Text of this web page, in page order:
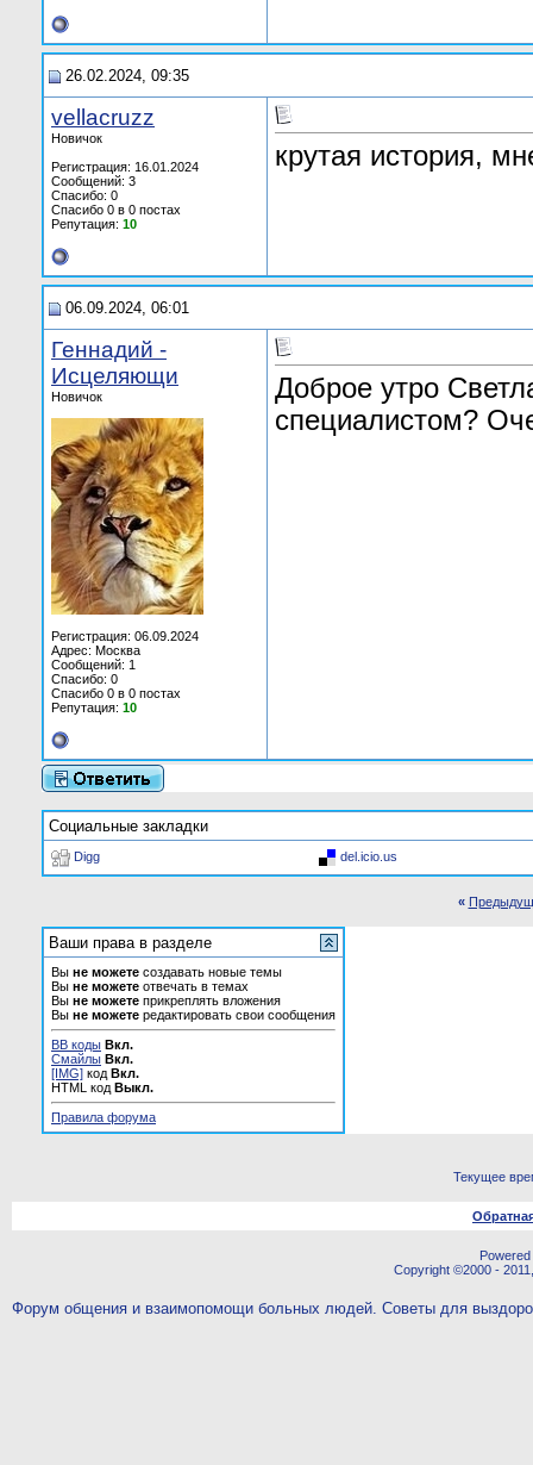
26.02.2024, 09:35
vellacruzz
Новичок
Регистрация: 16.01.2024
Сообщений: 3
Спасибо: 0
Спасибо 0 в 0 постах
Репутация: 10
крутая история,
06.09.2024, 06:01
Геннадий -
Исцеляющи
Новичок
Регистрация: 06.09.2024
Адрес: Москва
Сообщений: 1
Спасибо: 0
Спасибо 0 в 0 постах
Репутация: 10
Доброе утро
специалистом?
Социальные закладки
Digg del.icio.us
«
Ваши права в разделе
Вы не можете создавать новые темы
Вы не можете отвечать в темах
Вы не можете прикреплять вложения
Вы не можете редактировать свои сообщения
BB коды Вкл.
Смайлы Вкл.
[IMG] код Вкл.
HTML код Выкл.
Правила форума
Текущее
Copyright ©2000 -
Форум общения и взаимопомощи больных людей. Советы для